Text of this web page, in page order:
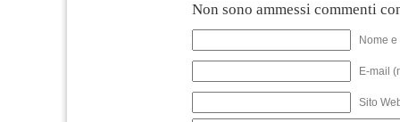
Non sono ammessi commenti
Nome
E-mail
Sito